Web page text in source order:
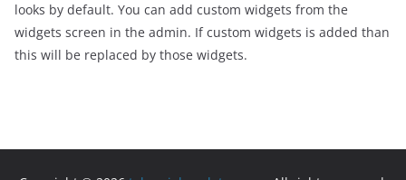
looks by default. You can add custom widgets from the
widgets screen in the admin. If custom widgets is added than
this will be replaced by those widgets.